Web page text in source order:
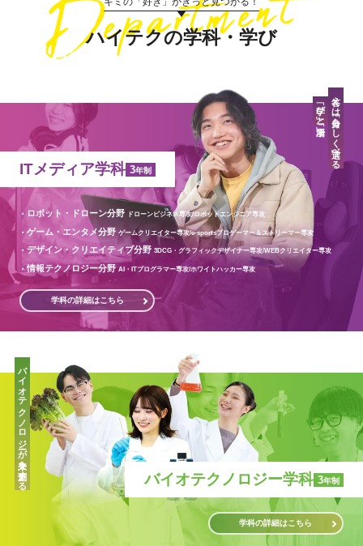
ハイテクの学科・学び
ITメディア学科 3年制
ロボット・ドローン分野 ドローンビジネス専攻/ロボットエンジニア専攻
ゲーム・エンタメ分野ゲームクリエイター専攻/e-sportsプロゲーマー＆ストリーマー専攻
デザイン・クリエイティブ分野3DCG・グラフィックデザイナー専攻/WEBクリエイター専攻
情報テクノロジー分野AI・ITプログラマー専攻/ホワイトハッカー専攻
学科の詳細はこちら
答えは「自分らしく」選べる
「学び」と「場所」
バイオテクノロジー学科 3年制
学科の詳細はこちら
バイオテクノロジーが未来を創造する